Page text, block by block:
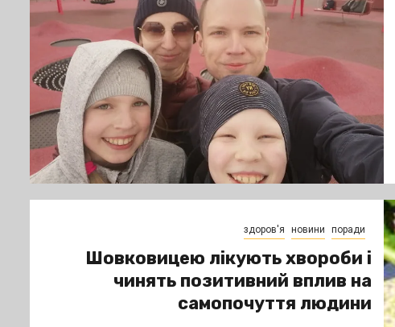
здоров'я новини поради
Шовковицею лікують хвороби і
чинять позитивний вплив на
самопочуття людини